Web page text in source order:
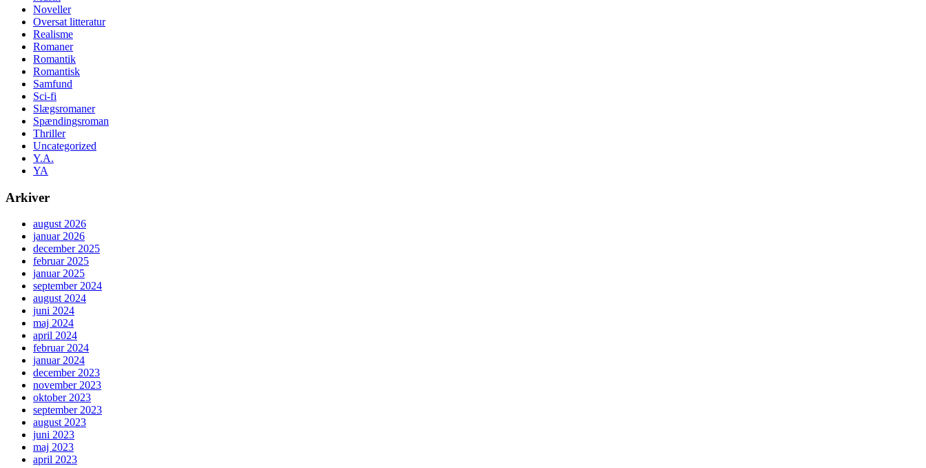
Noveller
Oversat litteratur
Realisme
Romaner
Romantik
Romantisk
Samfund
Sci-fi
Slægsromaner
Spændingsroman
Thriller
Uncategorized
Y.A.
YA
Arkiver
august 2026
januar 2026
december 2025
februar 2025
januar 2025
september 2024
august 2024
juni 2024
maj 2024
april 2024
februar 2024
januar 2024
december 2023
november 2023
oktober 2023
september 2023
august 2023
juni 2023
maj 2023
april 2023